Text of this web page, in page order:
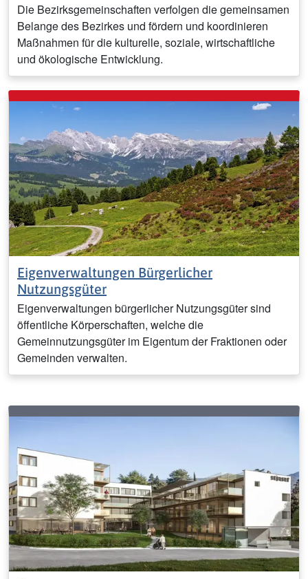
Die Bezirksgemeinschaften verfolgen die gemeinsamen
Belange des Bezirkes und fördern und koordinieren
Maßnahmen für die kulturelle, soziale, wirtschaftliche
und ökologische Entwicklung.
Eigenverwaltungen Bürgerlicher
Nutzungsgüter
Eigenverwaltungen bürgerlicher Nutzungsgüter sind
öffentliche Körperschaften, welche die
Gemeinnutzungsgüter im Eigentum der Fraktionen oder
Gemeinden verwalten.